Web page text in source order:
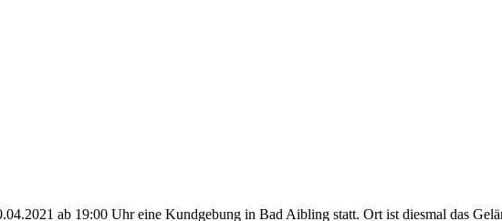
ab 19:00 Uhr eine Kundgebung in Bad Aibling statt. Ort ist diesmal das